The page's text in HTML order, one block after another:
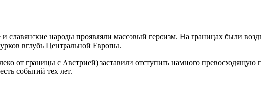
славянские народы проявляли массовый героизм. На границах были
вглубь Центральной Европы.
от границы с Австрией) заставили отступить намного
событий тех лет.